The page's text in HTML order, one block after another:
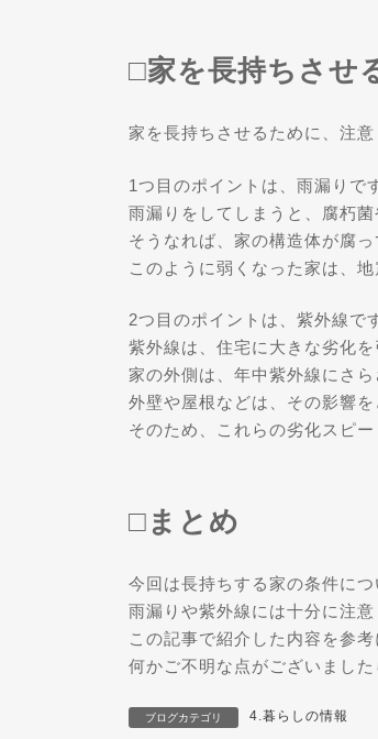
□家を長持ちさせ
家を長持ちさせるために、注
1つ目のポイントは、雨漏りで
雨漏りをしてしまうと、腐朽
そうなれば、家の構造体が腐
このように弱くなった家は、
2つ目のポイントは、紫外線で
紫外線は、住宅に大きな劣化を
家の外側は、年中紫外線にさら
外壁や屋根などは、その影響
そのため、これらの劣化スピ
□まとめ
今回は長持ちする家の条件につ
雨漏りや紫外線には十分に注意
この記事で紹介した内容を参
何かご不明な点がございまし
ブログカテゴリ 4.暮らしの情報